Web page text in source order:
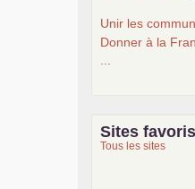
Unir les
Donner à la
Sites favoris
Tous les sites